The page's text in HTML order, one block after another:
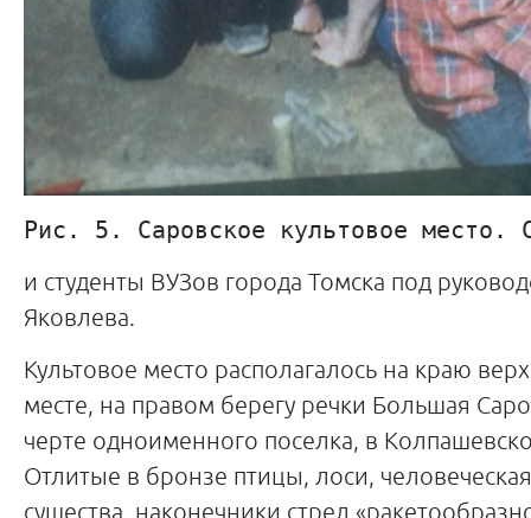
Рис. 5. Саровское культовое место.
и студенты ВУЗов города Томска под
Яковлева.
Культовое место располагалось на краю
месте, на правом берегу речки Большая
черте одноименного поселка, в
Отлитые в бронзе птицы, лоси,
существа, наконечники стрел